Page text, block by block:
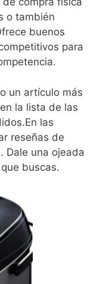
o también
buenos
para
un artículo más
la lista de las
las
reseñas de
Dale una ojeada
buscas.